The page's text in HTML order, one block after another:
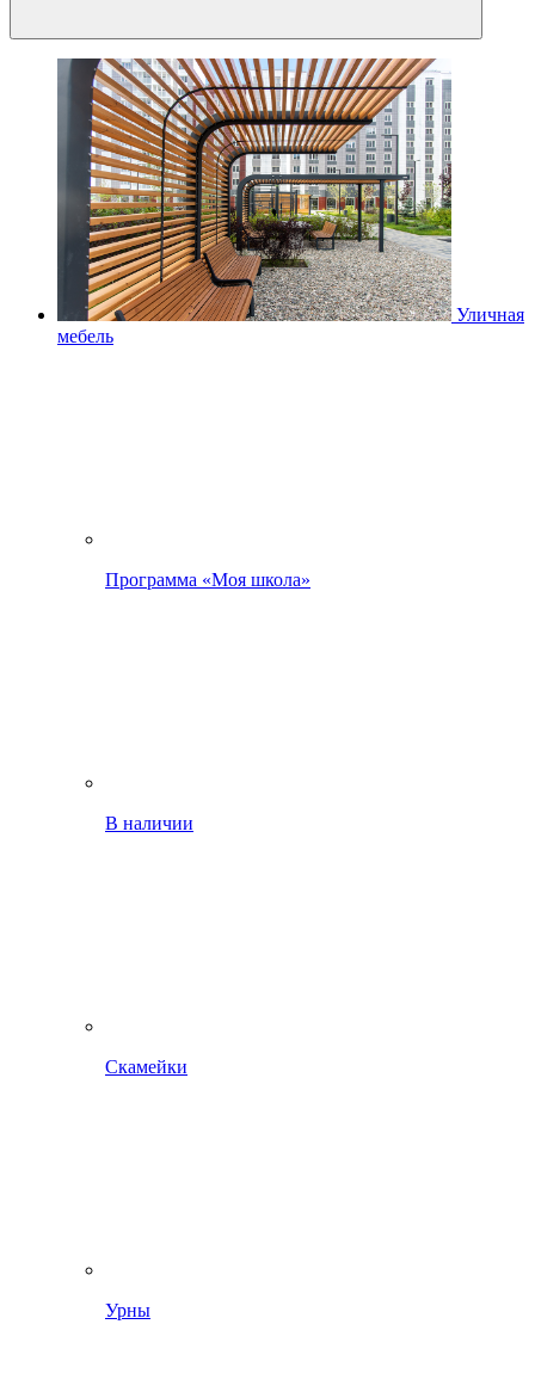
Уличная
мебель
Программа «Моя школа»
В наличии
Скамейки
Урны